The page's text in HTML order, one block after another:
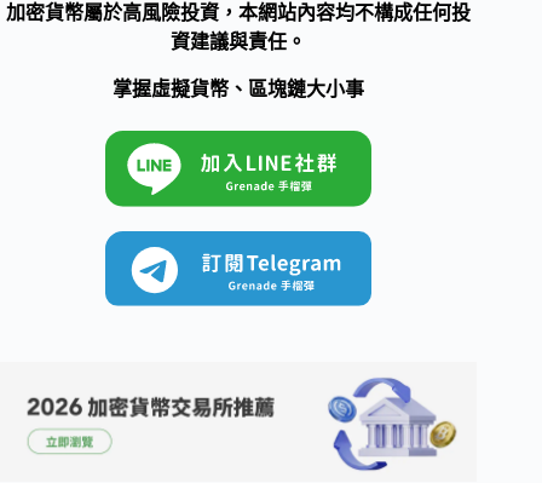
加密貨幣屬於高風險投資，本網站內容均不構成任何投
資建議與責任。
掌握虛擬貨幣、區塊鏈大小事